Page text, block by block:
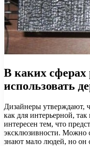
В каких сферах
использовать
Дизайнеры утверждают,
как для интерьерной,
интересен тем, что
эксклюзивности. Можно
знают мало людей, но он